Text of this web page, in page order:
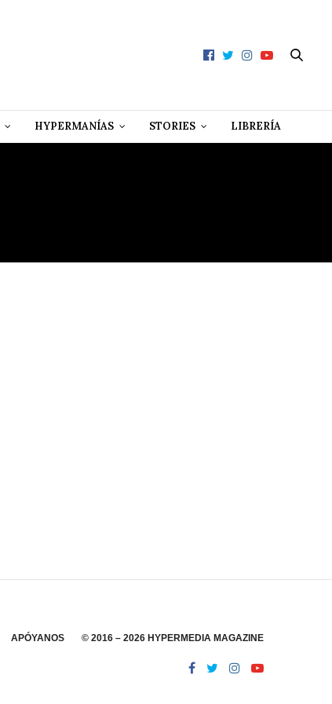
HYPERMANÍAS STORIES LIBRERÍA
APÓYANOS © 2016 – 2026 HYPERMEDIA MAGAZINE